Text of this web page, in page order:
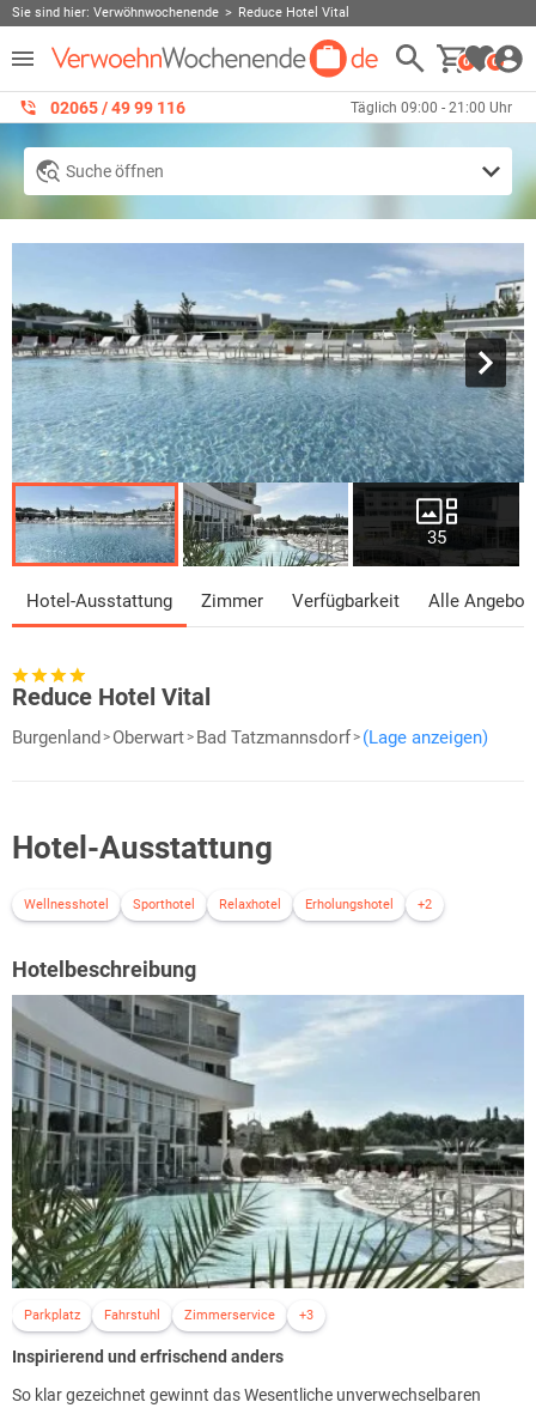
Sie sind hier: Verwöhnwochenende Reduce Hotel Vital
0 0
02065 / 49 ‌99 116 Täglich 09:00 - 21:00 Uhr
Suche öffnen
35
Hotel-Ausstattung Zimmer Verfügbarkeit Alle
Reduce Hotel Vital
Burgenland Oberwart Bad Tatzmannsdorf (Lage anzeigen)
Hotel-Ausstattung
Wellnesshotel Sporthotel Relaxhotel Erholungshotel +2
Hotelbeschreibung
Parkplatz Fahrstuhl Zimmerservice +3
Inspirierend und erfrischend anders
So klar gezeichnet gewinnt das Wesentliche unverwechselbaren